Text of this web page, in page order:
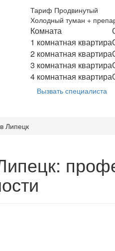
Тариф Продвинутый
Холодный туман +
Комната
1 комнатная квартира
2 комнатная квартира
3 комнатная квартира
4 комнатная квартира
Вызвать специалиста
Липецк